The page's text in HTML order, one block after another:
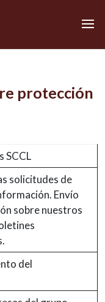
protección
SCCL
solicitudes de
Envío
sobre nuestros
del